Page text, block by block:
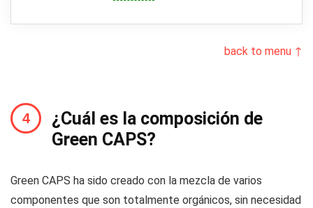
back to menu ↑
¿Cuál es la composición de
Green CAPS?
Green CAPS ha sido creado con la mezcla de varios
componentes que son totalmente orgánicos, sin necesidad